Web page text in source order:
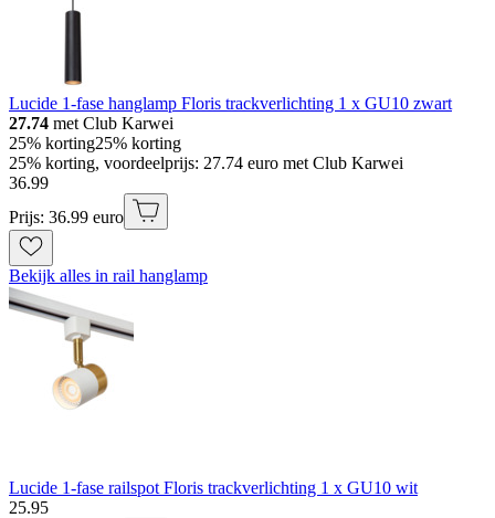
Lucide 1-fase hanglamp Floris trackverlichting 1 x GU10 zwart
27.74 met Club Karwei
25% korting25% korting
25% korting, voordeelprijs: 27.74 euro met Club Karwei
36.99
Prijs: 36.99 euro
Bekijk alles in rail hanglamp
Lucide 1-fase railspot Floris trackverlichting 1 x GU10 wit
25.95